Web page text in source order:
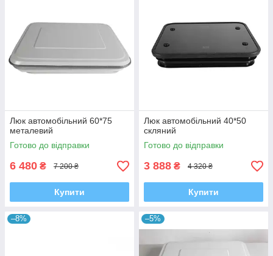
Люк автомобільний 60*75
металевий
Готово до відправки
6 480 ₴ 7 200 ₴
Купити
Люк автомобільний 40*50
скляний
Готово до відправки
3 888 ₴ 4 320 ₴
Купити
–8% –5%